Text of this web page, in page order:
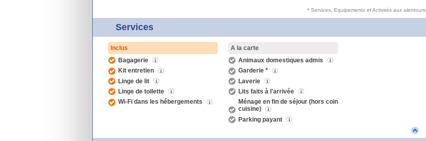
* Services, Equipements et Activités aux alentours.
Services
Inclus
Bagagerie
Kit entretien
Linge de lit
Linge de toilette
Wi-Fi dans les hébergements
A la carte
Animaux domestiques admis
Garderie *
Laverie
Lits faits à l'arrivée
Ménage en fin de séjour (hors coin
cuisine)
Parking payant